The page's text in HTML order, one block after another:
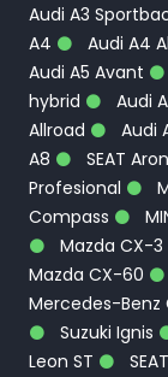
Audi A3
A4
Audi A4
Audi A5 Avant
hybrid
Audi
Allroad
Audi
A8
SEAT
Profesional
Compass
Mazda CX-3
Mazda CX-60
Mercedes-Benz
Suzuki Ignis
Leon ST